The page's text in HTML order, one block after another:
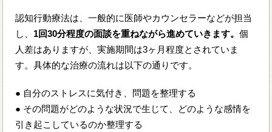
認知行動療法は、一般的に医師やカウンセラーなどが担当
し、 1回30分程度の面談を重ねながら進めていきます。個
人差はありますが、実施期間は3ヶ月程度とされていま
す。具体的な治療の流れは以下の通りです。
● 自分のストレスに気付き、問題を整理する
● その問題がどのような状況で生じて、どのような感情を
引き起こしているのか整理する